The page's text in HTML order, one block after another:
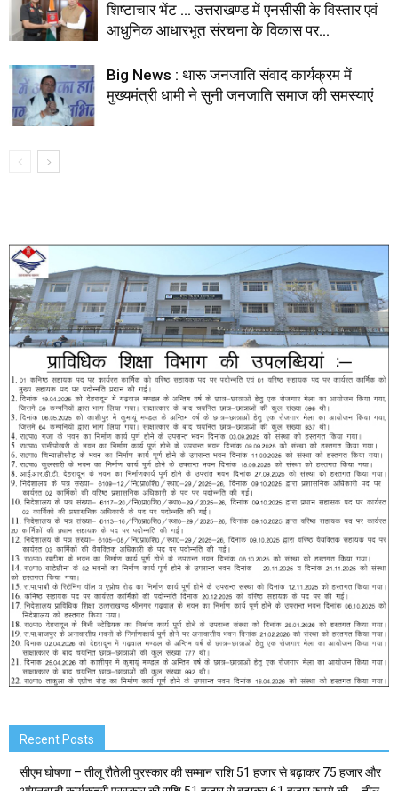
शिष्टाचार भेंट … उत्तराखण्ड में एनसीसी के विस्तार एवं
आधुनिक आधारभूत संरचना के विकास पर...
Big News : थारू जनजाति संवाद कार्यक्रम में
मुख्यमंत्री धामी ने सुनी जनजाति समाज की समस्याएं
Recent Posts
सीएम घोषणा – तीलू रौतेली पुरस्कार की सम्मान राशि 51 हजार से बढ़ाकर 75 हजार और